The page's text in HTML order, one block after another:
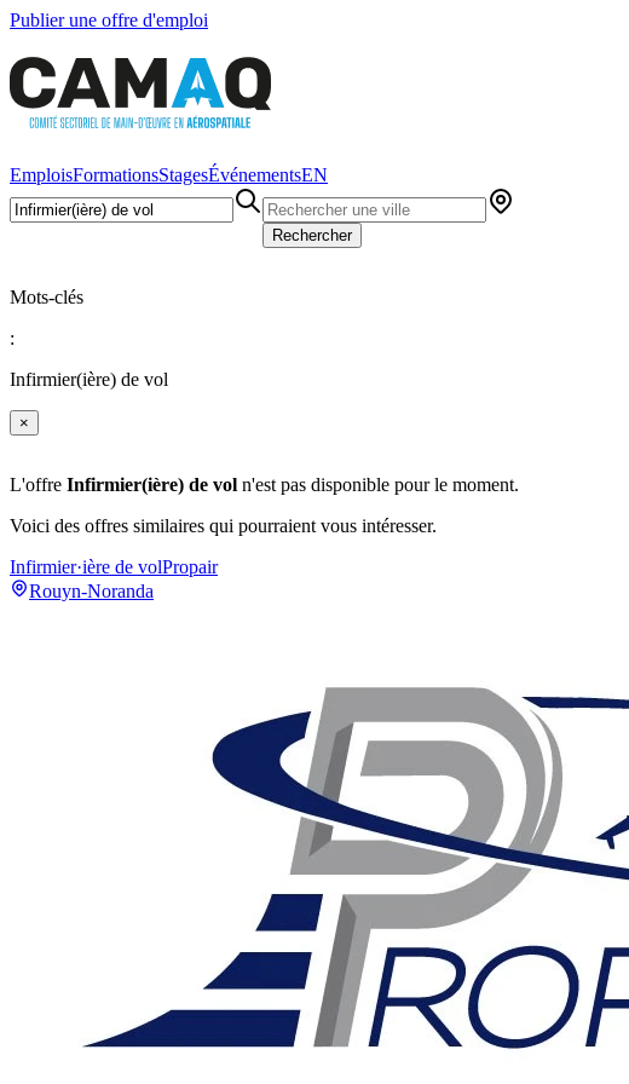
Publier une offre d'emploi
EmploisFormationsStagesÉvénementsEN
Rechercher
Mots-clés
:
Infirmier(ière) de vol
×
L'offre Infirmier(ière) de vol n'est pas disponible pour le moment.
Voici des offres similaires qui pourraient vous intéresser.
Infirmier·ière de volPropair
Rouyn-Noranda